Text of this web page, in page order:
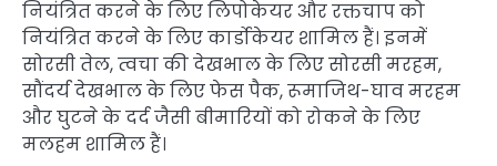
नियंत्रित करने के लिए लिपोकेयर और रक्तचाप को
नियंत्रित करने के लिए कार्डोकेयर शामिल हैं। इनमें
सोरसी तेल, त्वचा की देखभाल के लिए सोरसी मरहम,
सौंदर्य देखभाल के लिए फेस पैक, रूमाजिथ-घाव मरहम
और घुटने के दर्द जैसी बीमारियों को रोकने के लिए
मलहम शामिल हैं।